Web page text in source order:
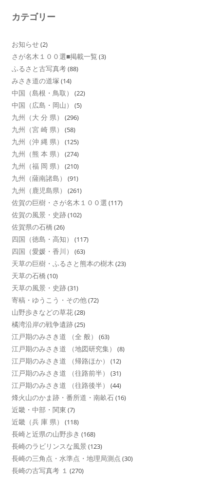
カテゴリー
お知らせ(2)
さが名木１００選■掲載一覧 (3)
ふるさと古写真考(88)
みさき道の道塚 (14)
中国（島根・鳥取） (22)
中国（広島・岡山） (5)
九州（大 分 県） (296)
九州（宮 崎 県） (58)
九州（沖 縄 県） (125)
九州（熊 本 県） (274)
九州（福 岡 県） (210)
九州（薩南諸島） (91)
九州（鹿児島県） (261)
佐賀の巨樹・さが名木１００選 (117)
佐賀の風景・史跡(102)
佐賀県の石橋 (26)
四国（徳島・高知） (117)
四国（愛媛・香川） (63)
天草の巨樹・ふるさと熊本の樹木 (23)
天草の石橋 (10)
天草の風景・史跡(31)
寄稿・ゆうこう・その他(72)
山野歩きなどの草花(28)
橘湾沿岸の戦争遺跡(25)
江戸期のみさき道 （全 般） (63)
江戸期のみさき道 （地図研究集） (8)
江戸期のみさき道 （帰路ほか） (12)
江戸期のみさき道 （往路前半） (31)
江戸期のみさき道 （往路後半） (44)
烽火山のかま跡・番所道・南畝石(16)
近畿・中部・関東 (7)
近畿（兵 庫 県） (118)
長崎と近県の山野歩き (168)
長崎のラビリンスな風景 (123)
長崎の三角点・水準点・地理局測点 (30)
長崎の古写真考 １ (270)